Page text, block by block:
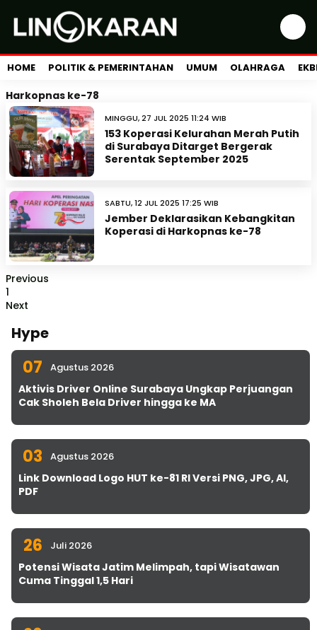
HOME POLITIK & PEMERINTAHAN UMUM OLAHRAGA
Harkopnas ke-78
MINGGU, 27 JUL 2025 11:24 WIB
153 Koperasi Kelurahan Merah Putih
di Surabaya Ditarget Bergerak
Serentak September 2025
SABTU, 12 JUL 2025 17:25 WIB
Jember Deklarasikan Kebangkitan
Koperasi di Harkopnas ke-78
Previous
1
Next
Hype
07 Agustus 2026
Aktivis Driver Online Surabaya Ungkap Perjuangan
Cak Sholeh Bela Driver hingga ke MA
03 Agustus 2026
Link Download Logo HUT ke-81 RI Versi PNG, JPG, AI,
PDF
26 Juli 2026
Potensi Wisata Jatim Melimpah, tapi Wisatawan
Cuma Tinggal 1,5 Hari